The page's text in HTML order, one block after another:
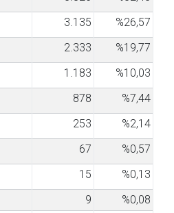
3.135
%26,57
2.333
%19,77
1.183
%10,03
878
%7,44
253
%2,14
67
%0,57
15
%0,13
9
%0,08